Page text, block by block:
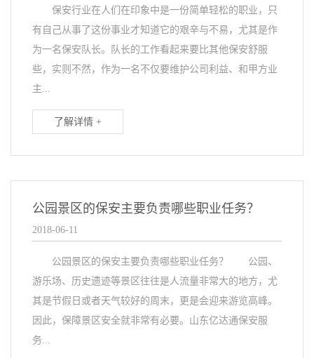
保安行业在人们在印象中是一份简单轻松的职业，只
有自己从事了这份事业才知道它的艰辛与不易，尤其是作
为一名保安队长。队长的工作看起来要比其他保安舒服
些，实则不然，作为一名不仅要维护公司利益、和甲方业
主...
了解详情 +
公园景区的保安主要负责哪些职业任务？
2018-06-11
公园景区的保安主要负责哪些职业任务？ 公园、
游乐场、历史遗迹等景区往往是人流量非常大的地方，尤
其是节假日或者天气较好的周末，更是会迎来游览高峰。
因此，保障景区安全就非常有必要。山东亿达通保安服
务...